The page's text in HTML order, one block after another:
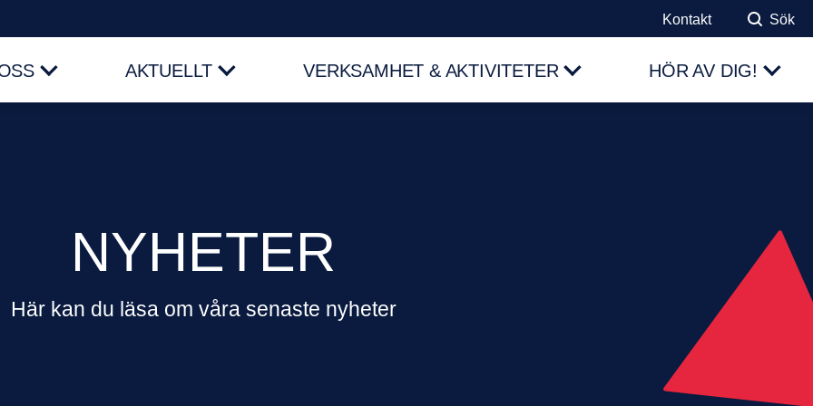
Kontakt Sök
AKTUELLT VERKSAMHET & AKTIVITETER HÖR AV DIG!
NYHETER
Här kan du läsa om våra senaste nyheter